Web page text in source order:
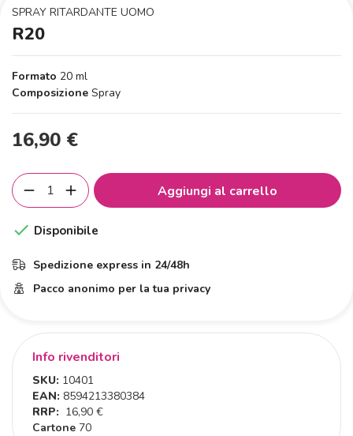
SPRAY RITARDANTE UOMO
R20
Formato 20 ml
Composizione Spray
16,90 €
Aggiungi al carrello
 Disponibile
Spedizione express in 24/48h
Pacco anonimo per la tua privacy
Info rivenditori
SKU: 10401
EAN: 8594213380384
RRP: 16,90 €
Cartone 70